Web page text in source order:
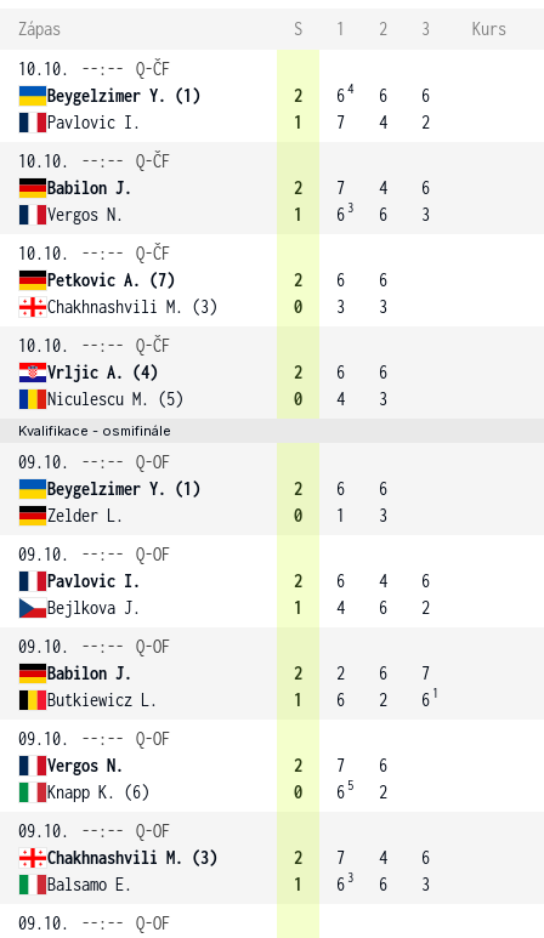
Zápas S 1 2 3
Kurs
10.10.
--:--
Q-ČF
Beygelzimer Y. (1)
Pavlovic I.
2
1
64
7
6
4
6
2
10.10.
--:--
Q-ČF
Babilon J.
Vergos N.
2
1
7
6 3
4
6
6
3
10.10.
--:--
Q-ČF
Petkovic A. (7)
Chakhnashvili M. (3)
2
0
6
3
6
3
10.10.
--:--
Q-ČF
Vrljic A. (4)
Niculescu M. (5)
2
0
6
4
6
3
Kvalifikace - osmifinále
09.10. --:--
Q-OF
Beygelzimer Y. (1)
Zelder L.
2
0
6
1
6
3
09.10.
--:--
Q-OF
Pavlovic I.
Bejlkova J.
2
1
6
4
4
6
6
2
09.10.
--:--
Q-OF
Babilon J.
Butkiewicz L.
2
1
2
6
6
2
7
6 1
09.10. --:--
Q-OF
Vergos N.
Knapp K. (6)
2
0
7
6 5
6
2
09.10.
--:--
Q-OF
Chakhnashvili M. (3)
Balsamo E.
2
1
7
6 3
4
6
6
3
09.10.
--:--
Q-OF